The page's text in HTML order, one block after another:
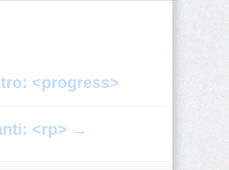
<progress>
<rp> →